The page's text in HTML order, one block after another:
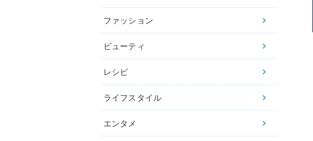
ファッション
ビューティ
レシピ
ライフスタイル
エンタメ